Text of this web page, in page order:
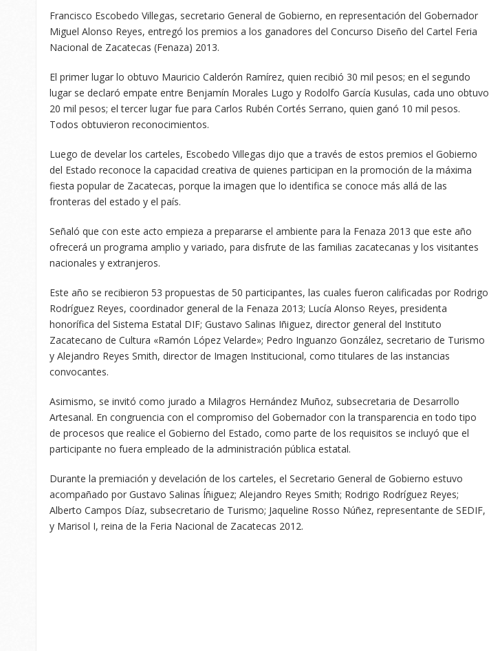
Francisco Escobedo Villegas, secretario General de Gobierno, en representación del Gobernador
Miguel Alonso Reyes, entregó los premios a los ganadores del Concurso Diseño del Cartel Feria
Nacional de Zacatecas (Fenaza) 2013.
El primer lugar lo obtuvo Mauricio Calderón Ramírez, quien recibió 30 mil pesos; en el segundo
lugar se declaró empate entre Benjamín Morales Lugo y Rodolfo García Kusulas, cada uno obtuvo
20 mil pesos; el tercer lugar fue para Carlos Rubén Cortés Serrano, quien ganó 10 mil pesos.
Todos obtuvieron reconocimientos.
Luego de develar los carteles, Escobedo Villegas dijo que a través de estos premios el Gobierno
del Estado reconoce la capacidad creativa de quienes participan en la promoción de la máxima
fiesta popular de Zacatecas, porque la imagen que lo identifica se conoce más allá de las
fronteras del estado y el país.
Señaló que con este acto empieza a prepararse el ambiente para la Fenaza 2013 que este año
ofrecerá un programa amplio y variado, para disfrute de las familias zacatecanas y los visitantes
nacionales y extranjeros.
Este año se recibieron 53 propuestas de 50 participantes, las cuales fueron calificadas por Rodrigo
Rodríguez Reyes, coordinador general de la Fenaza 2013; Lucía Alonso Reyes, presidenta
honorífica del Sistema Estatal DIF; Gustavo Salinas Iñiguez, director general del Instituto
Zacatecano de Cultura «Ramón López Velarde»; Pedro Inguanzo González, secretario de Turismo
y Alejandro Reyes Smith, director de Imagen Institucional, como titulares de las instancias
convocantes.
Asimismo, se invitó como jurado a Milagros Hernández Muñoz, subsecretaria de Desarrollo
Artesanal. En congruencia con el compromiso del Gobernador con la transparencia en todo tipo
de procesos que realice el Gobierno del Estado, como parte de los requisitos se incluyó que el
participante no fuera empleado de la administración pública estatal.
Durante la premiación y develación de los carteles, el Secretario General de Gobierno estuvo
acompañado por Gustavo Salinas Íñiguez; Alejandro Reyes Smith; Rodrigo Rodríguez Reyes;
Alberto Campos Díaz, subsecretario de Turismo; Jaqueline Rosso Núñez, representante de SEDIF,
y Marisol I, reina de la Feria Nacional de Zacatecas 2012.